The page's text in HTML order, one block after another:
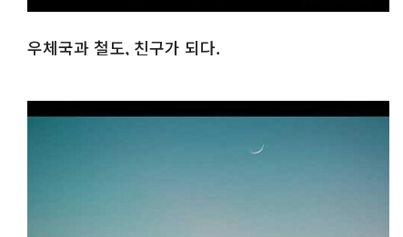
우체국과 철도, 친구가 되다.